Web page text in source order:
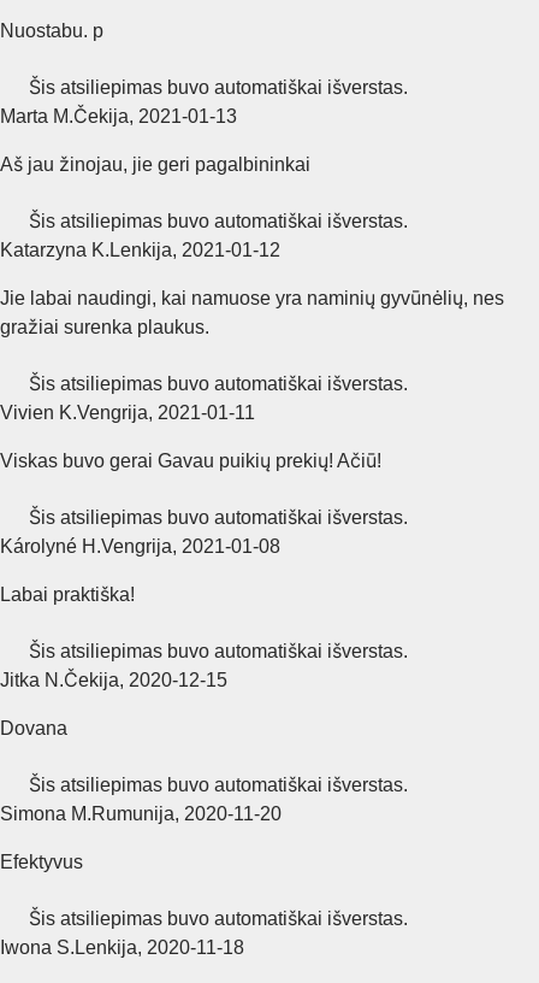
Nuostabu. p
Šis atsiliepimas buvo automatiškai išverstas.
Marta M.Čekija, 2021‑01‑13
Aš jau žinojau, jie geri pagalbininkai
Šis atsiliepimas buvo automatiškai išverstas.
Katarzyna K. Lenkija, 2021‑01‑12
Jie labai naudingi, kai namuose yra naminių gyvūnėlių, nes
gražiai surenka plaukus.
Šis atsiliepimas buvo automatiškai išverstas.
Vivien K.Vengrija, 2021‑01‑11
Viskas buvo gerai Gavau puikių prekių! Ačiū!
Šis atsiliepimas buvo automatiškai išverstas.
Károlyné H.Vengrija, 2021‑01‑08
Labai praktiška!
Šis atsiliepimas buvo automatiškai išverstas.
Jitka N.Čekija, 2020‑12‑15
Dovana
Šis atsiliepimas buvo automatiškai išverstas.
Simona M.Rumunija, 2020‑11‑20
Efektyvus
Šis atsiliepimas buvo automatiškai išverstas.
Iwona S. Lenkija, 2020‑11‑18